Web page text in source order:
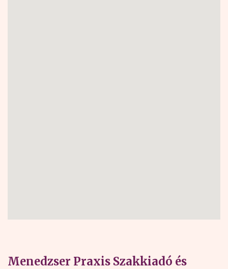
Menedzser Praxis Szakkiadó és